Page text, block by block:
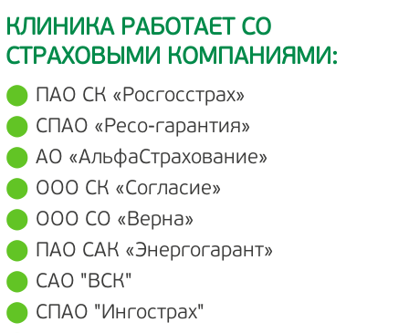
КЛИНИКА РАБОТАЕТ СО
СТРАХОВЫМИ КОМПАНИЯМИ:
ПАО СК «Росгосстрах»
СПАО «Ресо-гарантия»
АО «АльфаСтрахование»
ООО СК «Согласие»
ООО СО «Верна»
ПАО САК «Энергогарант»
САО "ВСК"
СПАО "Ингострах"